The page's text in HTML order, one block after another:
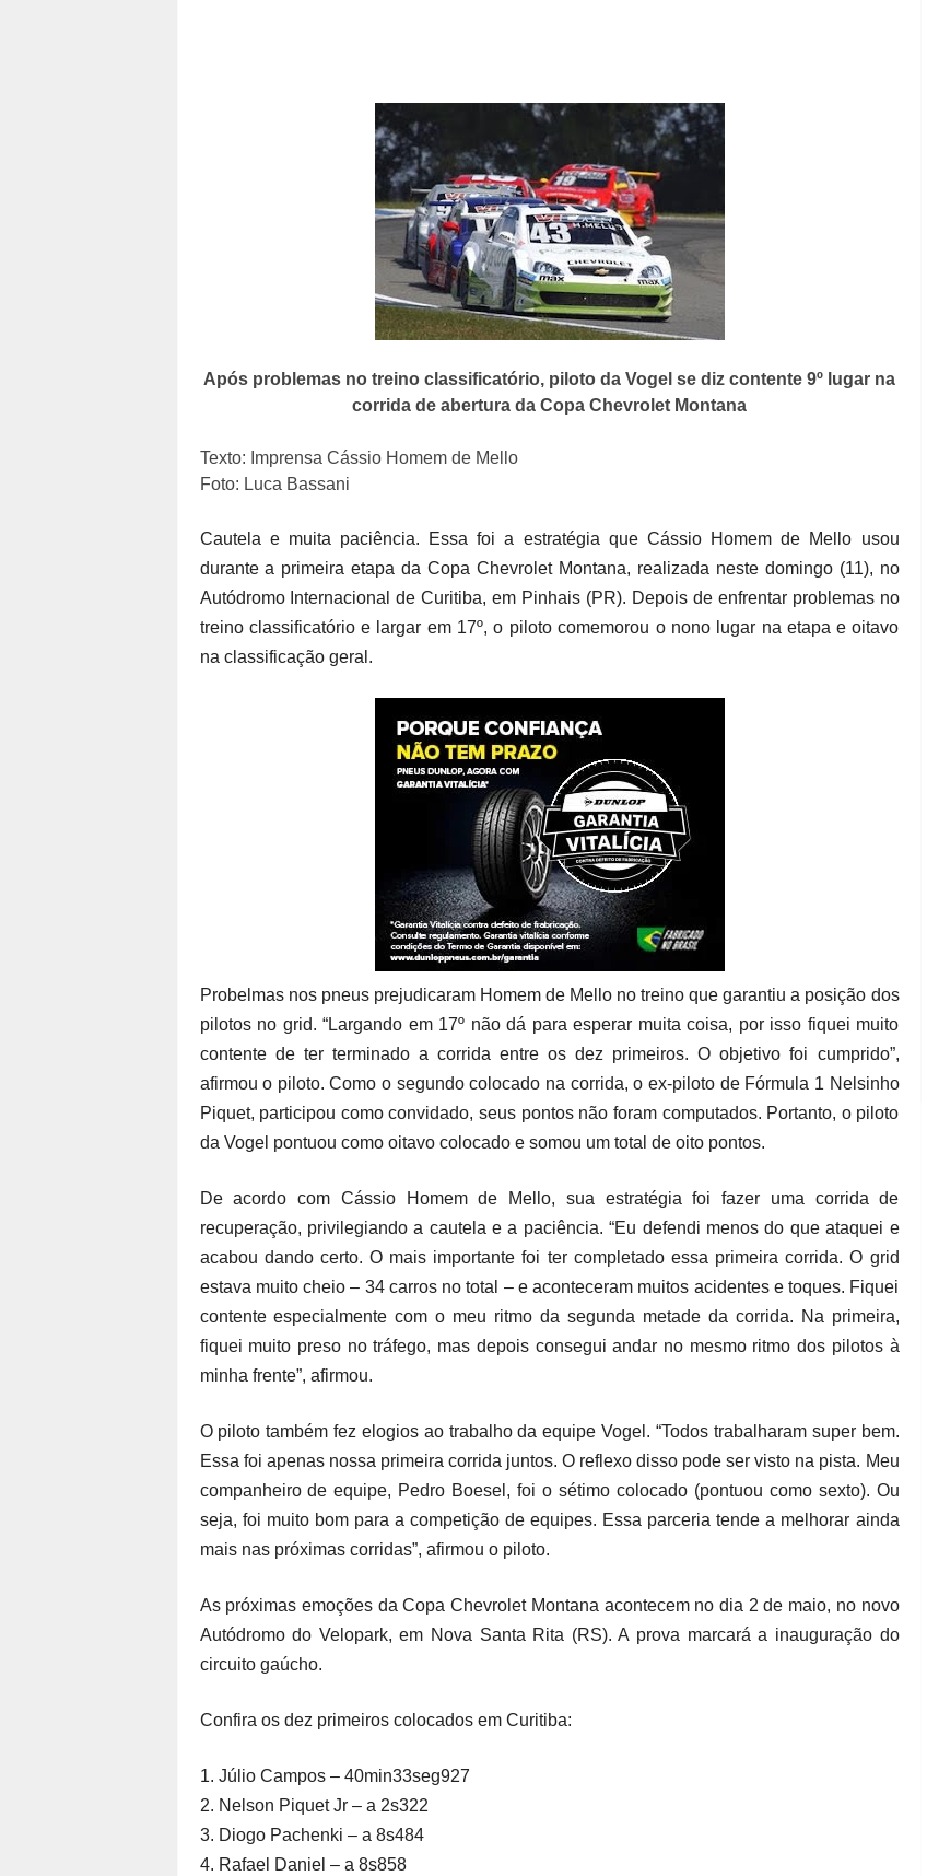
Após problemas no treino classificatório, piloto da Vogel se diz contente 9º lugar na
corrida de abertura da Copa Chevrolet Montana
Texto: Imprensa Cássio Homem de Mello
Foto: Luca Bassani
Cautela e muita paciência. Essa foi a estratégia que Cássio Homem de Mello usou
durante a primeira etapa da Copa Chevrolet Montana, realizada neste domingo (11), no
Autódromo Internacional de Curitiba, em Pinhais (PR). Depois de enfrentar problemas no
treino classificatório e largar em 17º, o piloto comemorou o nono lugar na etapa e oitavo
na classificação geral.
Probelmas nos pneus prejudicaram Homem de Mello no treino que garantiu a posição dos
pilotos no grid. “Largando em 17º não dá para esperar muita coisa, por isso fiquei muito
contente de ter terminado a corrida entre os dez primeiros. O objetivo foi cumprido”,
afirmou o piloto. Como o segundo colocado na corrida, o ex-piloto de Fórmula 1 Nelsinho
Piquet, participou como convidado, seus pontos não foram computados. Portanto, o piloto
da Vogel pontuou como oitavo colocado e somou um total de oito pontos.
De acordo com Cássio Homem de Mello, sua estratégia foi fazer uma corrida de
recuperação, privilegiando a cautela e a paciência. “Eu defendi menos do que ataquei e
acabou dando certo. O mais importante foi ter completado essa primeira corrida. O grid
estava muito cheio – 34 carros no total – e aconteceram muitos acidentes e toques. Fiquei
contente especialmente com o meu ritmo da segunda metade da corrida. Na primeira,
fiquei muito preso no tráfego, mas depois consegui andar no mesmo ritmo dos pilotos à
minha frente”, afirmou.
O piloto também fez elogios ao trabalho da equipe Vogel. “Todos trabalharam super bem.
Essa foi apenas nossa primeira corrida juntos. O reflexo disso pode ser visto na pista. Meu
companheiro de equipe, Pedro Boesel, foi o sétimo colocado (pontuou como sexto). Ou
seja, foi muito bom para a competição de equipes. Essa parceria tende a melhorar ainda
mais nas próximas corridas”, afirmou o piloto.
As próximas emoções da Copa Chevrolet Montana acontecem no dia 2 de maio, no novo
Autódromo do Velopark, em Nova Santa Rita (RS). A prova marcará a inauguração do
circuito gaúcho.
Confira os dez primeiros colocados em Curitiba:
1. Júlio Campos – 40min33seg927
2. Nelson Piquet Jr – a 2s322
3. Diogo Pachenki – a 8s484
4. Rafael Daniel – a 8s858